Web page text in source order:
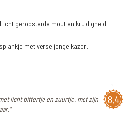
geroosterde mout en kruidigheid.
met verse jonge kazen.
8,4
licht bittertje en zuurtje. met zijn